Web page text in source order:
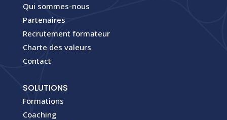
Qui sommes-nous
Partenaires
Recrutement formateur
Charte des valeurs
Contact
SOLUTIONS
Formations
Coaching